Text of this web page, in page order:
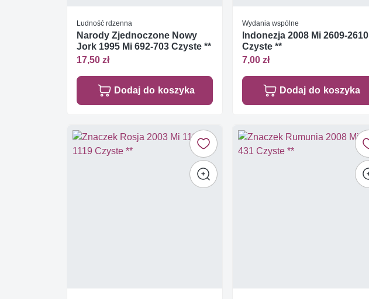
Ludność rdzenna
Narody Zjednoczone Nowy
Jork 1995 Mi 692-703 Czyste **
17,50 zł
Dodaj do koszyka
Wydania wspólne
Indonezja 2008 Mi 2609-2610
Czyste **
7,00 zł
Dodaj do koszyka